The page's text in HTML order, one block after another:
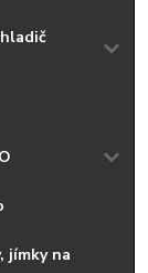
jímky na